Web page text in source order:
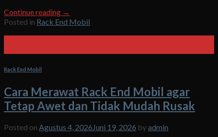
Continue reading →
Posted in Rack End Mobil
Rack End Mobil
Cara Merawat Rack End Mobil agar
Tetap Awet dan Tidak Mudah Rusak
Posted on Agustus 4, 2026 Juni 19, 2026 byadmin